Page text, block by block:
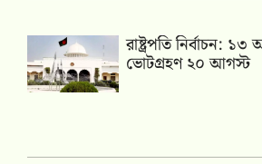
রাষ্ট্রপতি নির্বাচন:
ভোটগ্রহণ ২০ আগস্ট